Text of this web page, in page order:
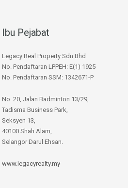
Ibu Pejabat
Legacy Real Property Sdn Bhd
No. Pendaftaran LPPEH: E(1) 1925
No. Pendaftaran SSM: 1342671-P
No. 20, Jalan Badminton 13/29,
Tadisma Business Park,
Seksyen 13,
40100 Shah Alam,
Selangor Darul Ehsan.
www.legacyrealty.my